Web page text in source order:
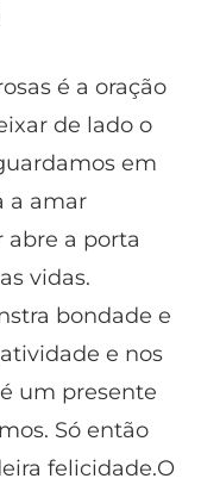
é a oração
de lado o
em
a amar
a porta
vidas.
bondade e
e nos
um presente
Só então
felicidade.O